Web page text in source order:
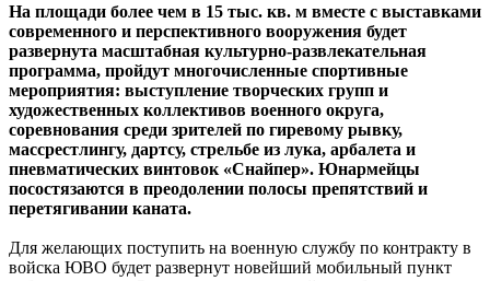
На площади более чем в 15 тыс. кв. м вместе с выставками
современного и перспективного вооружения будет
развернута масштабная культурно-развлекательная
программа, пройдут многочисленные спортивные
мероприятия: выступление творческих групп и
художественных коллективов военного округа,
соревнования среди зрителей по гиревому рывку,
массрестлингу, дартсу, стрельбе из лука, арбалета и
пневматических винтовок «Снайпер». Юнармейцы
посостязаются в преодолении полосы препятствий и
перетягивании каната.
Для желающих поступить на военную службу по контракту в
войска ЮВО будет развернут новейший мобильный пункт